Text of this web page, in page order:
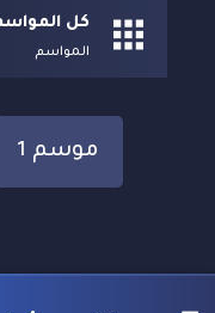
كل
المواسم
موسم 1